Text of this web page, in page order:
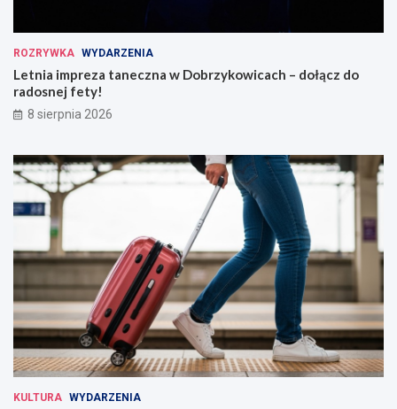
ROZRYWKA WYDARZENIA
Letnia impreza taneczna w Dobrzykowicach – dołącz do
radosnej fety!
8 sierpnia 2026
KULTURA WYDARZENIA